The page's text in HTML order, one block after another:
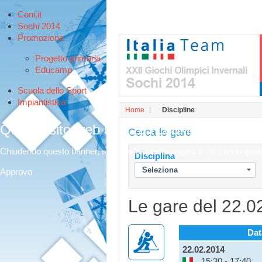
Coni.it
Sochi 2014
Promozione
Progetto primaria
Educamp
Scuola dello Sport
Impiantistica
Questo sito web utilizza i cookies per
Chiudendo questo banner, scorrendo questa pagina o cliccando
Approvo
Home Discipline
Cerca le gare
Disciplina
Le gare del
22.02.2014